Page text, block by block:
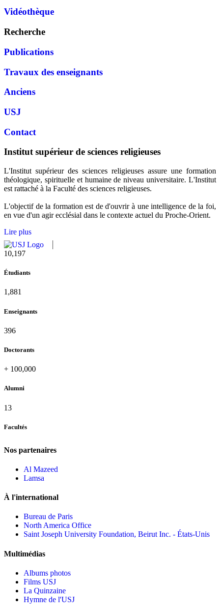
Vidéothèque
Recherche
Publications
Travaux des enseignants
Anciens
USJ
Contact
Institut supérieur de sciences religieuses
L'Institut supérieur des sciences religieuses assure une formation
théologique, spirituelle et humaine de niveau universitaire. L'Institut
est rattaché à la Faculté des sciences religieuses.
L'objectif de la formation est de d'ouvrir à une intelligence de la foi,
en vue d'un agir ecclésial dans le contexte actuel du Proche-Orient.
Lire plus
10,815
Étudiants
1,995
Enseignants
420
Doctorants
+ 100,000
Alumni
13
Facultés
Nos partenaires
Al Mazeed
Lamsa
À l'international
Bureau de Paris
North America Office
Saint Joseph University Foundation, Beirut Inc. - États-Unis
Multimédias
Albums photos
Films USJ
La Quinzaine
Hymne de l'USJ